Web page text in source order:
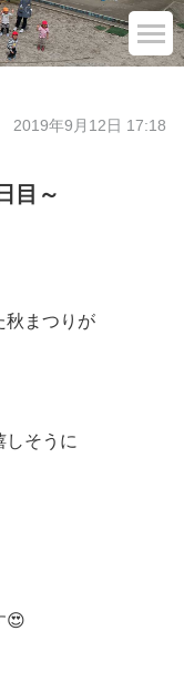
2019年9月12日 17:18
目～
秋まつりが
しそうに
😍